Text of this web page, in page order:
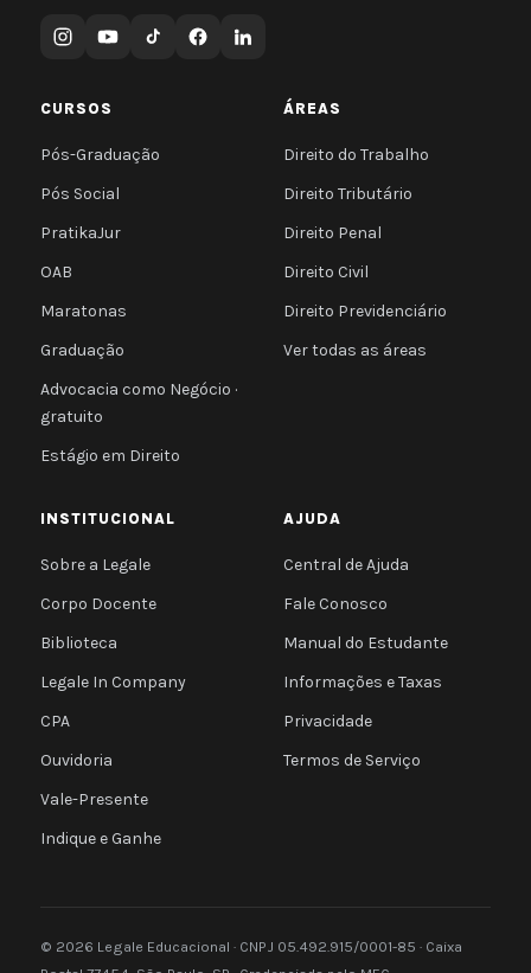
CURSOS
Pós-Graduação
Pós Social
PratikaJur
OAB
Maratonas
Graduação
Advocacia como Negócio ·
gratuito
Estágio em Direito
ÁREAS
Direito do Trabalho
Direito Tributário
Direito Penal
Direito Civil
Direito Previdenciário
Ver todas as áreas
INSTITUCIONAL
Sobre a Legale
Corpo Docente
Biblioteca
Legale In Company
CPA
Ouvidoria
Vale-Presente
Indique e Ganhe
AJUDA
Central de Ajuda
Fale Conosco
Manual do Estudante
Informações e Taxas
Privacidade
Termos de Serviço
© 2026 Legale Educacional · CNPJ 05.492.915/0001-85 · Caixa